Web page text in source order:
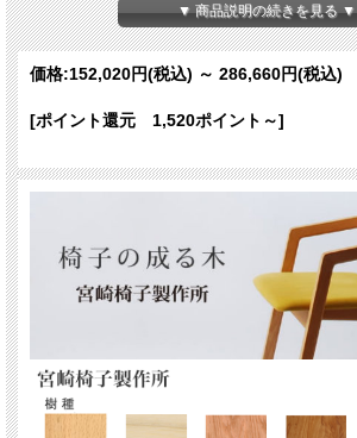
▼ 商品説明の続きを見る ▼
価格:152,020円(税込) ～ 286,660円(税込)
[ポイント還元 1,520ポイント～]